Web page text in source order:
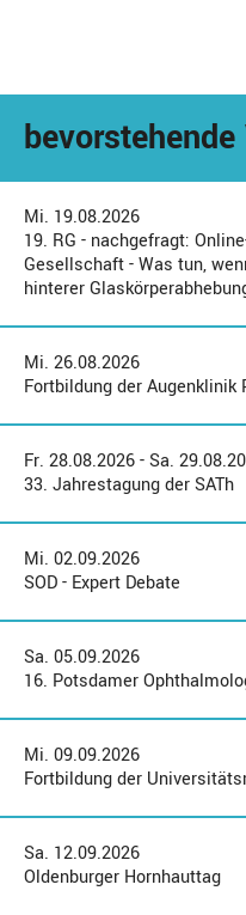
Mi. 19.08.2026
19. RG - nachgefragt:
Gesellschaft - Was tun,
hinterer
Mi. 26.08.2026
Fortbildung der Augenklinik
Fr. 28.08.2026 - Sa.
33. Jahrestagung der SATh
Mi. 02.09.2026
SOD - Expert Debate
Sa. 05.09.2026
16. Potsdamer
Mi. 09.09.2026
Fortbildung der
Sa. 12.09.2026
Oldenburger Hornhauttag